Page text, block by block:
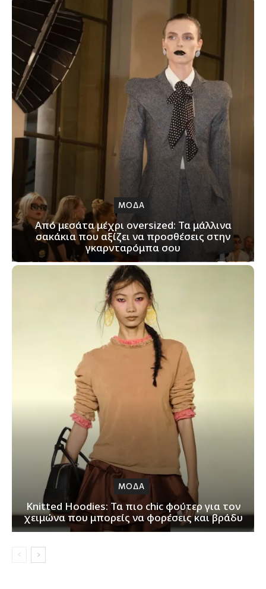
ΜΟΔΑ
Από μεσάτα μέχρι oversized: Τα μάλλινα
σακάκια που αξίζει να προσθέσεις στην
γκαρνταρόμπα σου
ΜΟΔΑ
Knitted Hoodies: Τα πιο chic φούτερ για τον
χειμώνα που μπορείς να φορέσεις και βράδυ